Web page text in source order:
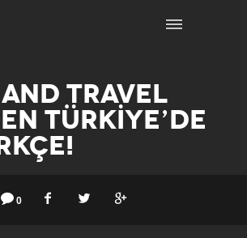
TRAVEL
TÜRKİYE’DE
0